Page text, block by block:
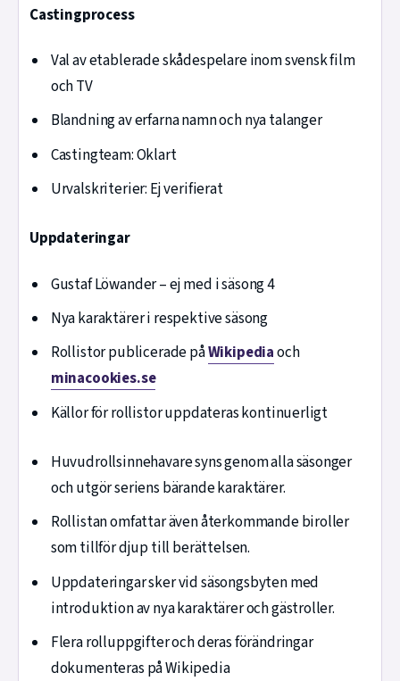
Castingprocess
Val av etablerade skådespelare inom svensk film
och TV
Blandning av erfarna namn och nya talanger
Castingteam: Oklart
Urvalskriterier: Ej verifierat
Uppdateringar
Gustaf Löwander – ej med i säsong 4
Nya karaktärer i respektive säsong
Rollistor publicerade påWikipediaoch
minacookies.se
Källor för rollistor uppdateras kontinuerligt
Huvudrollsinnehavare syns genom alla säsonger
och utgör seriens bärande karaktärer.
Rollistan omfattar även återkommande biroller
som tillför djup till berättelsen.
Uppdateringar sker vid säsongsbyten med
introduktion av nya karaktärer och gästroller.
Flera rolluppgifter och deras förändringar
dokumenteras på Wikipedia